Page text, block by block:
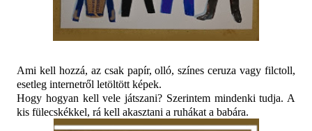
Ami kell hozzá, az csak papír, olló, színes ceruza vagy filctoll,
esetleg internetről letöltött képek.
Hogy hogyan kell vele játszani? Szerintem mindenki tudja. A
kis fülecskékkel, rá kell akasztani a ruhákat a babára.